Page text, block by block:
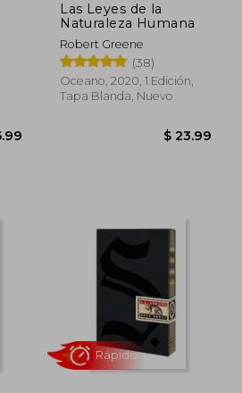
45%
dcto.
Las Leyes de la
Naturaleza Humana
Robert Greene
(38)
Oceano, 2020, 1 Edición,
Tapa Blanda, Nuevo
Rápido